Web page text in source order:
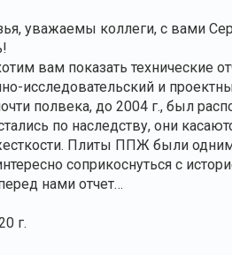
уважаемы коллеги, с вами
вам показать технические
исследовательский и
полвека, до 2004 г., был
по наследству, они
Плиты ППЖ были одним
соприкоснуться с
нами отчет…
г.